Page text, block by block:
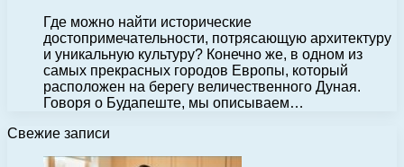
Где можно найти исторические
достопримечательности, потрясающую архитектуру
и уникальную культуру? Конечно же, в одном из
самых прекрасных городов Европы, который
расположен на берегу величественного Дуная.
Говоря о Будапеште, мы описываем…
Свежие записи